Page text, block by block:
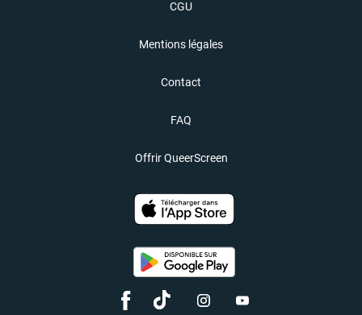
CGU
Mentions légales
Contact
FAQ
Offrir QueerScreen